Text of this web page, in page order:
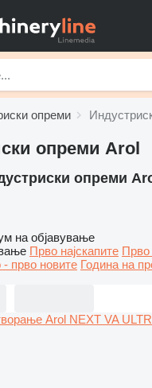
опреми
опреми Arol
опреми
на објавување
Прво најскапите Прво
- прво новите Година на